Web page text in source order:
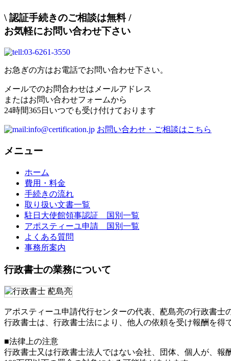
\ 認証手続きのご相談は無料/
お気軽にお問い合わせ下さい
お急ぎの方はお電話でお問い合わせ下さい。
メールでのお問合わせはメールアドレス
またはお問い合わせフォームから
24時間365日いつでも受け付けております
お問い合わせ・ご相談はこちら
メニュー
ホーム
費用・料金
手続きの流れ
取り扱い文書一覧
駐日大使館領事認証 国別一覧
アポスティーユ申請 国別一覧
よくある質問
事務所案内
行政書士の業務について
アポスティーユ申請代行センターの代表、蓜島亮の行政書士
行政書士は、行政書士法により、他人の依頼を受け報酬を得
■法律上の注意
行政書士又は行政書士法人ではない会社、団体、個人が、報